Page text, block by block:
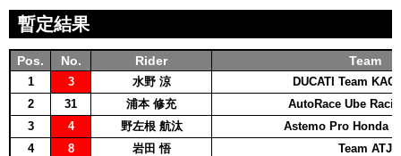
暫定結果
Pos. No. Rider Team
1 3 水野 涼
DUCATI Team
2
31 浦本 修充
AutoRace Ube
3
4 野左根 航汰
Astemo Pro Honda
4
8 岩田 悟
Team ATJ